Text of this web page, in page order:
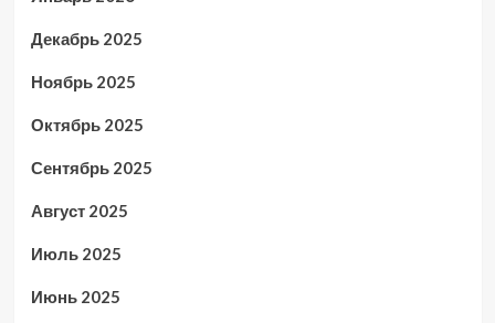
Декабрь 2025
Ноябрь 2025
Октябрь 2025
Сентябрь 2025
Август 2025
Июль 2025
Июнь 2025